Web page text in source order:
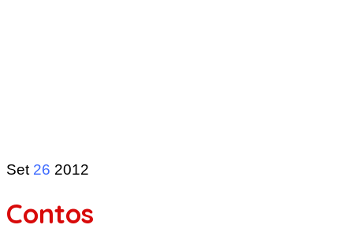
Set 26 2012
Contos